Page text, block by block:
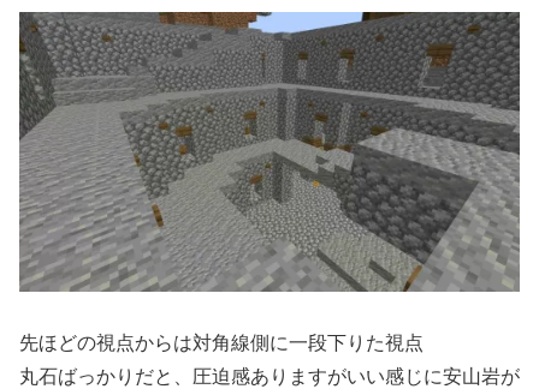
先ほどの視点からは対角線側に一段下りた視点
丸石ばっかりだと、圧迫感ありますがいい感じに安山岩が